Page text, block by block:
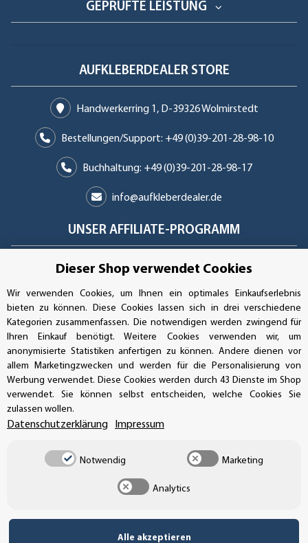
GEPRÜFTE LEISTUNG
AUFKLEBERDEALER STORE
Handwerkerring 1, D-39326 Wolmirstedt
Bestellungen/Support: +49 (0)39-201-28-98-10
Buchhaltung: +49 (0)39-201-28-98-17
info@aufkleberdealer.de
UNSER AFFILIATE-PROGRAMM
UNSERE ZAHLUNGSARTEN*
SSL-Verschlüsselung
UNSER VERSANDDIENSTLEISTER
Dieser Shop verwendet Cookies
Wir verwenden Cookies, um Ihnen ein optimales Einkaufserlebnis
bieten zu können. Diese Cookies lassen sich in drei verschiedene
Kategorien zusammenfassen. Die notwendigen werden zwingend für
Ihren Einkauf benötigt. Weitere Cookies verwenden wir, um
anonymisierte Statistiken anfertigen zu können. Andere dienen vor
allem Marketingzwecken und werden für die Personalisierung von
Werbung verwendet. Diese Cookies werden durch 43 Dienste im Shop
verwendet. Sie können selbst entscheiden, welche Cookies Sie
zulassen wollen.
Datenschutzerklärung Impressum
Notwendig Marketing
Analytics
Alle akzeptieren